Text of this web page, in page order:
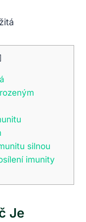
silnou
imunity
Je